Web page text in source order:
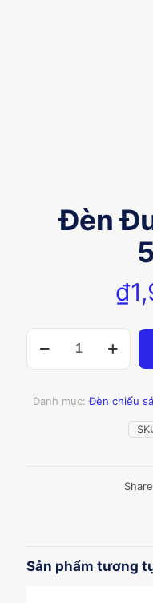
Đèn
₫
Đường
sốDanh mục:Đèn chiếu
Share
Sản phẩm tương